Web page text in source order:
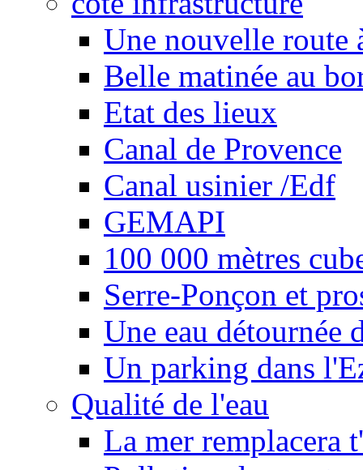
Une nouvelle route
Belle matinée au
Etat des lieux
Canal de Provence
Canal usinier /Edf
GEMAPI
100 000 mètres
Serre-Ponçon et
Une eau détournée
Un parking dans
Qualité de l'eau
La mer remplacera